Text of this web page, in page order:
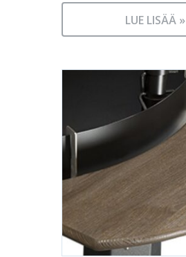
LUE LISÄÄ »